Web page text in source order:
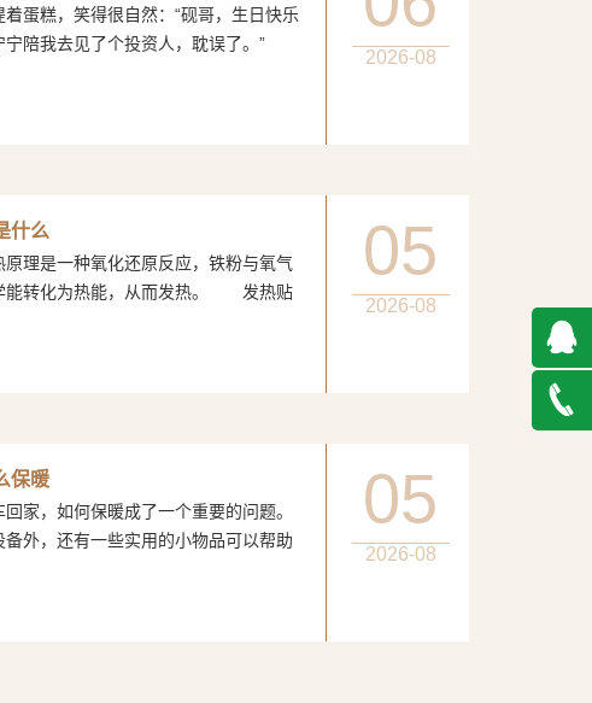
，笑得很自然：“砚哥，生日快乐
宁陪我去见了个投资人，耽误了。”
2026-08
什么
一种氧化还原反应，铁粉与氧气
能转化为热能，从而发热。 发热贴
05
2026-08
保暖
如何保暖成了一个重要的问题。
备外，还有一些实用的小物品可以帮助
05
2026-08
QQ在